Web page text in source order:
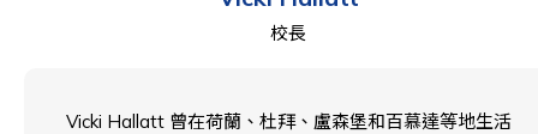
校長
Vicki Hallatt 曾在荷蘭、杜拜、盧森堡和百慕達等地生活